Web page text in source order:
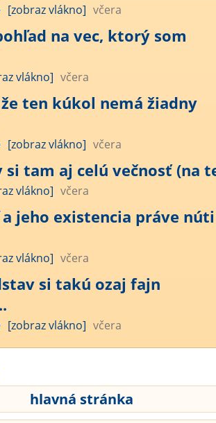
[zobraz vlákno] včera
na vec, ktorý som
vlákno] včera
ten kúkol nemá žiadny
[zobraz vlákno] včera
si tam aj celú večnosť (na
vlákno] včera
jeho existencia práve núti
vlákno] včera
si takú ozaj fajn
[zobraz vlákno] včera
hlavná stránka